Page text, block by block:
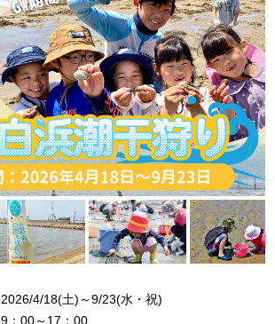
2026/4/18(土)～9/23(水・祝)
9：00～17：00